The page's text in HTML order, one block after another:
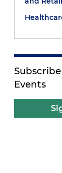
Events